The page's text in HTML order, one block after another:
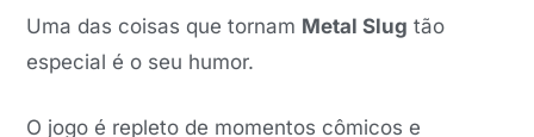
Uma das coisas que tornam Metal Slug tão
especial é o seu humor.
O jogo é repleto de momentos cômicos e